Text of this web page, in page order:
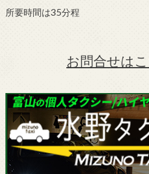
所要時間は35分程
お問合せは